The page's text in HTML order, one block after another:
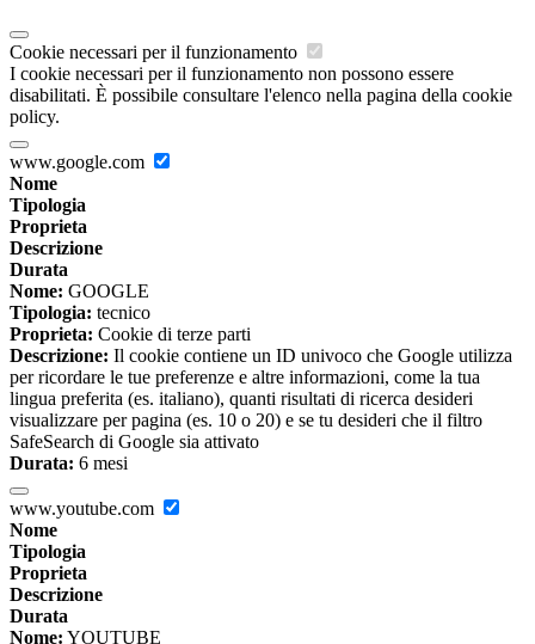
Cookie necessari per il funzionamento
I cookie necessari per il funzionamento non possono essere
disabilitati. È possibile consultare l'elenco nella pagina della cookie
policy.
www.google.com
Nome
Tipologia
Proprieta
Descrizione
Durata
Nome: GOOGLE
Tipologia: tecnico
Proprieta: Cookie di terze parti
Descrizione: Il cookie contiene un ID univoco che Google utilizza
per ricordare le tue preferenze e altre informazioni, come la tua
lingua preferita (es. italiano), quanti risultati di ricerca desideri
visualizzare per pagina (es. 10 o 20) e se tu desideri che il filtro
SafeSearch di Google sia attivato
Durata: 6 mesi
www.youtube.com
Nome
Tipologia
Proprieta
Descrizione
Durata
Nome: YOUTUBE